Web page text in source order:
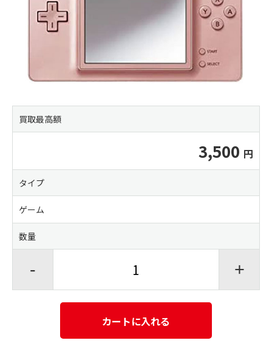
買取最高額
3,500
タイプ
ゲーム
数量
- +
カートに入れる